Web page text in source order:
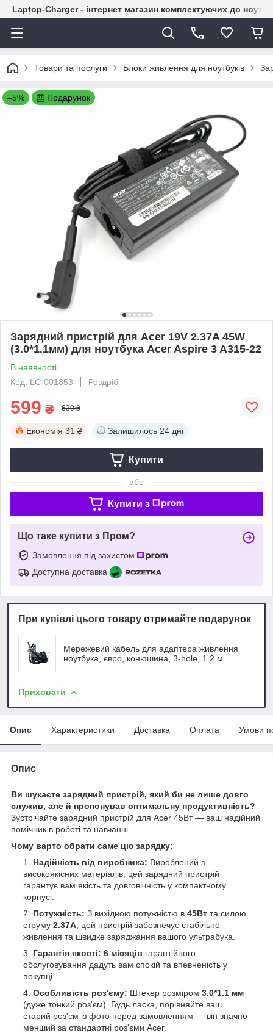
Laptop-Charger - інтернет магазин комплектуючих до
Товари та послуги Блоки живлення для ноутбуків
–5% Подарунок
Зарядний пристрій для Acer 19V 2.37A 45W
(3.0*1.1мм) для ноутбука Acer Aspire 3 A315-22
В наявності
Код: LC-001853
Роздріб
599 ₴ 630 ₴
Економія 31 ₴ Залишилось 24 дні
Купити
або
Купити з
Що таке купити з Пром?
Замовлення під захистом
Доступна доставка
При купівлі цього товару отримайте подарунок
Мережевий кабель для адаптера живлення
ноутбука, євро, конюшина, 3-hole, 1.2 м
Приховати
Опис Характеристики Доставка Оплата Умови
Опис
Ви шукаєте зарядний пристрій, який би не лише довго
служив, але й пропонував оптимальну продуктивність?
Зустрічайте зарядний пристрій для Acer 45Вт — ваш надійний
помічник в роботі та навчанні.
Чому варто обрати саме цю зарядку:
Надійність від виробника: Вироблений з
високоякісних матеріалів, цей зарядний пристрій
гарантує вам якість та довговічність у компактному
корпусі.
Потужність: З вихідною потужністю в 45Вт та силою
струму 2.37А , цей пристрій забезпечує стабільне
живлення та швидке заряджання вашого ультрабука.
Гарантія якості: 6 місяців гарантійного
обслуговування дадуть вам спокій та впевненість у
покупці.
Особливість роз'єму: Штекер розміром 3.0*1.1 мм
(дуже тонкий роз'єм). Будь ласка, порівняйте ваш
старий роз'єм із фото перед замовленням — він значно
менший за стандартні роз'єми Acer.